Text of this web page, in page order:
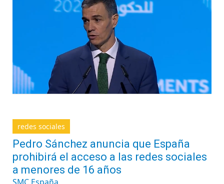
redes sociales
Pedro Sánchez anuncia que España
prohibirá el acceso a las redes sociales
a menores de 16 años